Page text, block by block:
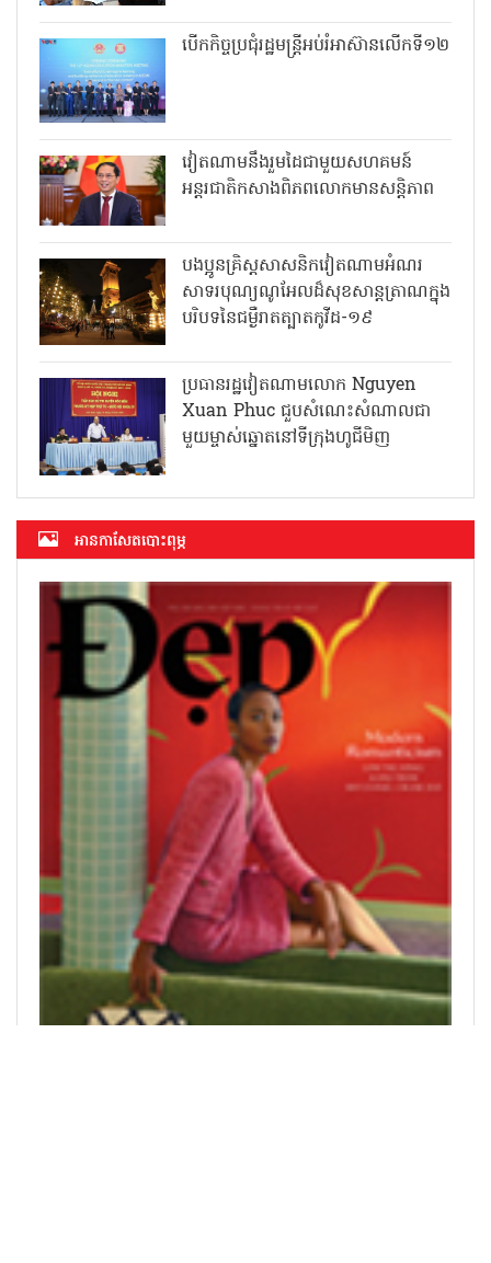
បើកកិច្ចប្រជុំរដ្ឋមន្ត្រីអប់រំអាស៊ានលើកទី១២
វៀតណាមនឹងរួមដៃជាមួយសហគមន៍
អន្តរជាតិកសាងពិភពលោកមានសន្តិភាព
បងប្អូនគ្រិស្តសាសនិកវៀតណាមអំណរ
សាទរបុណ្យណូអែលដ៏សុខសាន្តត្រាណក្នុង
បរិបទនៃជម្ងឺរាតត្បាតកូវីដ-១៩
ប្រធានរដ្ឋវៀតណាមលោក Nguyen
Xuan Phuc ជួបសំណេះសំណាលជា
មួយម្ចាស់ឆ្នោតនៅទីក្រុងហូជីមិញ
អាន​កាសែត​បោះពុម្ភ